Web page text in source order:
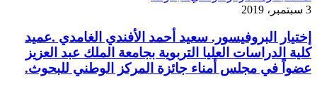
3 سبتمبر، 2019
إختيار البروفيسور. سعيد أحمد الأفندي الغامدي .عميد
كلية الدراسات العليا التربوية بجامعة الملك عبد العزيز
عضواً في مجلس أمناء جائزة المركز الوطني للبحوث.